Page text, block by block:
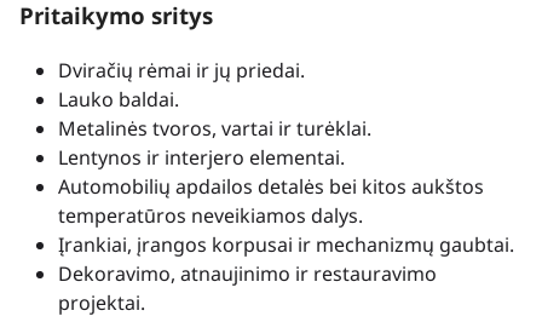
Pritaikymo sritys
Dviračių rėmai ir jų priedai.
Lauko baldai.
Metalinės tvoros, vartai ir turėklai.
Lentynos ir interjero elementai.
Automobilių apdailos detalės bei kitos aukštos
temperatūros neveikiamos dalys.
Įrankiai, įrangos korpusai ir mechanizmų gaubtai.
Dekoravimo, atnaujinimo ir restauravimo
projektai.